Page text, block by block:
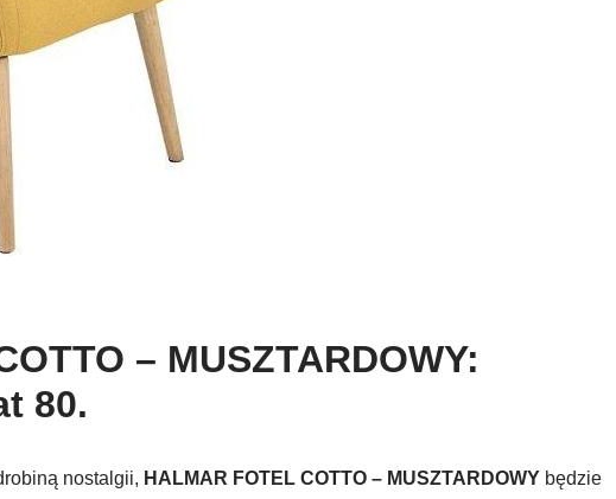
– MUSZTARDOWY:
80.
nostalgii, HALMAR FOTEL COTTO – MUSZTARDOWY będzie